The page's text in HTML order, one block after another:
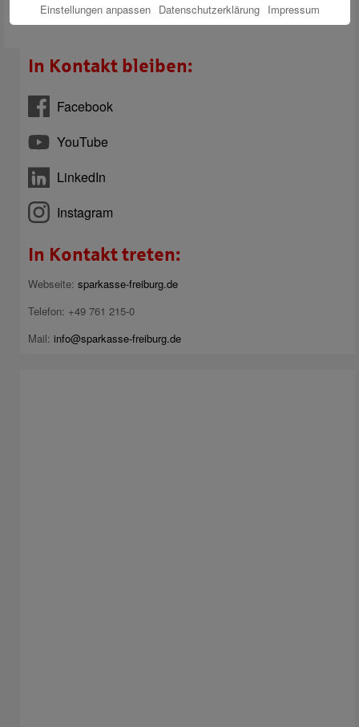
In Kontakt bleiben:
Facebook
YouTube
LinkedIn
Instagram
In Kontakt treten:
Webseite: sparkasse-freiburg.de
Telefon: +49 761 215-0
Mail: info@sparkasse-freiburg.de
Einstellungen anpassen Datenschutzerklärung Impressum